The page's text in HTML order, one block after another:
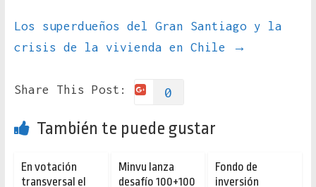
Los superdueños del Gran Santiago y la
crisis de la vivienda en Chile
→
Share This Post: 0
También te puede gustar
En votación
transversal el
Minvu lanza
desafío 100+100
Fondo de
inversión